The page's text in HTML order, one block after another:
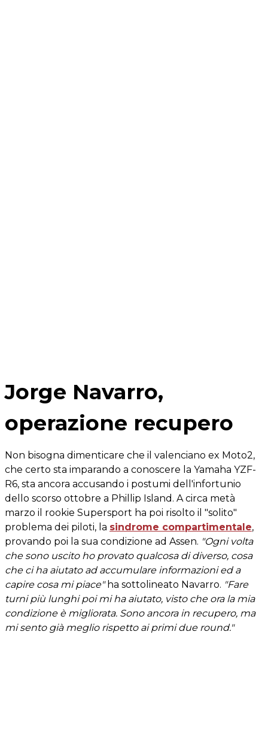
Jorge Navarro,
operazione recupero
Non bisogna dimenticare che il valenciano ex Moto2,
che certo sta imparando a conoscere la Yamaha YZF-
R6, sta ancora accusando i postumi dell'infortunio
dello scorso ottobre a Phillip Island. A circa metà
marzo il rookie Supersport ha poi risolto il "solito"
problema dei piloti, la sindrome compartimentale,
provando poi la sua condizione ad Assen. "Ogni volta
che sono uscito ho provato qualcosa di diverso, cosa
che ci ha aiutato ad accumulare informazioni ed a
capire cosa mi piace"ha sottolineato Navarro. "Fare
turni più lunghi poi mi ha aiutato, visto che ora la mia
condizione è migliorata. Sono ancora in recupero, ma
mi sento già meglio rispetto ai primi due round."